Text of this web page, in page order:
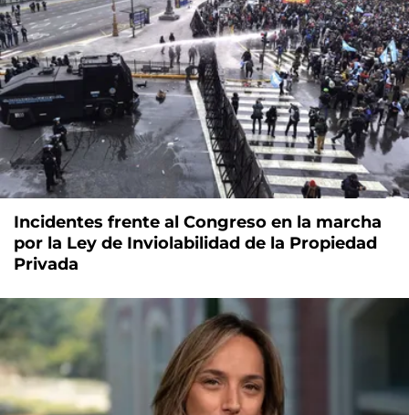
Incidentes frente al Congreso en la marcha
por la Ley de Inviolabilidad de la Propiedad
Privada